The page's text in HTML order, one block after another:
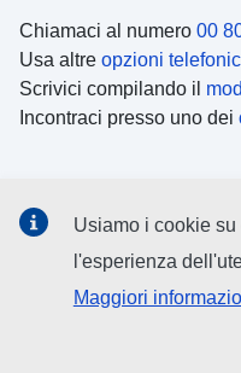
Chiamaci al numero 00
Usa altre opzioni
Scrivici compilando il
Incontraci presso uno dei
Cerca icanali social
Usiamo i cookie
l'esperienza
Maggiori